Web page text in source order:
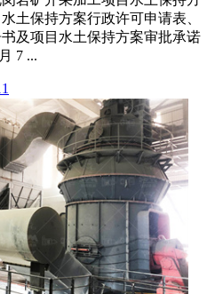
土保持方案行政许可申请表、
及项目水土保持方案审批承诺
7 ...